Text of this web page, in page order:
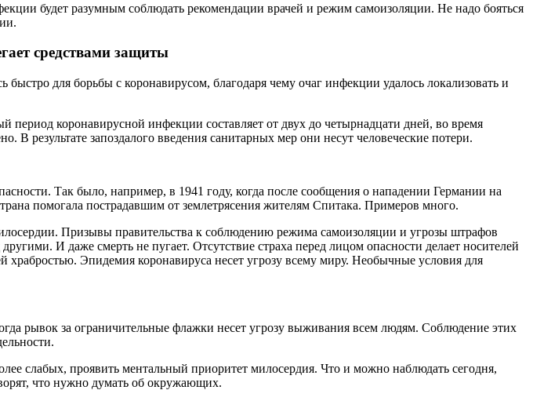
будет разумным соблюдать рекомендации врачей и режим самоизоляции. Не надо бояться
средствами защиты
для борьбы с коронавирусом, благодаря чему очаг инфекции удалось локализовать и
коронавирусной инфекции составляет от двух до четырнадцати дней, во время
результате запоздалого введения санитарных мер они несут человеческие потери.
Так было, например, в 1941 году, когда после сообщения о нападении Германии на
помогала пострадавшим от землетрясения жителям Спитака. Примеров много.
Призывы правительства к соблюдению режима самоизоляции и угрозы штрафов
И даже смерть не пугает. Отсутствие страха перед лицом опасности делает носителей
храбростью. Эпидемия коронавируса несет угрозу всему миру. Необычные условия для
рывок за ограничительные флажки несет угрозу выживания всем людям. Соблюдение этих
слабых, проявить ментальный приоритет милосердия. Что и можно наблюдать сегодня,
что нужно думать об окружающих.